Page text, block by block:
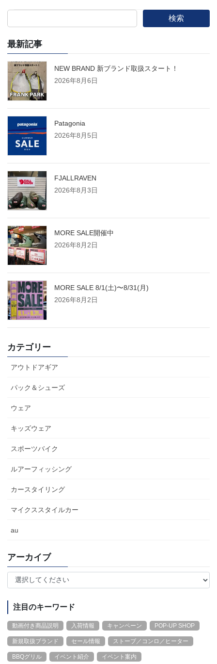
検索
最新記事
NEW BRAND 新ブランド取扱スタート！
2026年8月6日
Patagonia
2026年8月5日
FJALLRAVEN
2026年8月3日
MORE SALE開催中
2026年8月2日
MORE SALE 8/1(土)〜8/31(月)
2026年8月2日
カテゴリー
アウトドアギア
パック＆シューズ
ウェア
キッズウェア
スポーツバイク
ルアーフィッシング
カースタイリング
マイクススタイルカー
au
アーカイブ
注目のキーワード
動画付き商品説明 入荷情報 キャンペーン POP-UP SHOP
新規取扱ブランド セール情報 ストーブ／コンロ／ヒーター
BBQグリル イベント紹介 イベント案内